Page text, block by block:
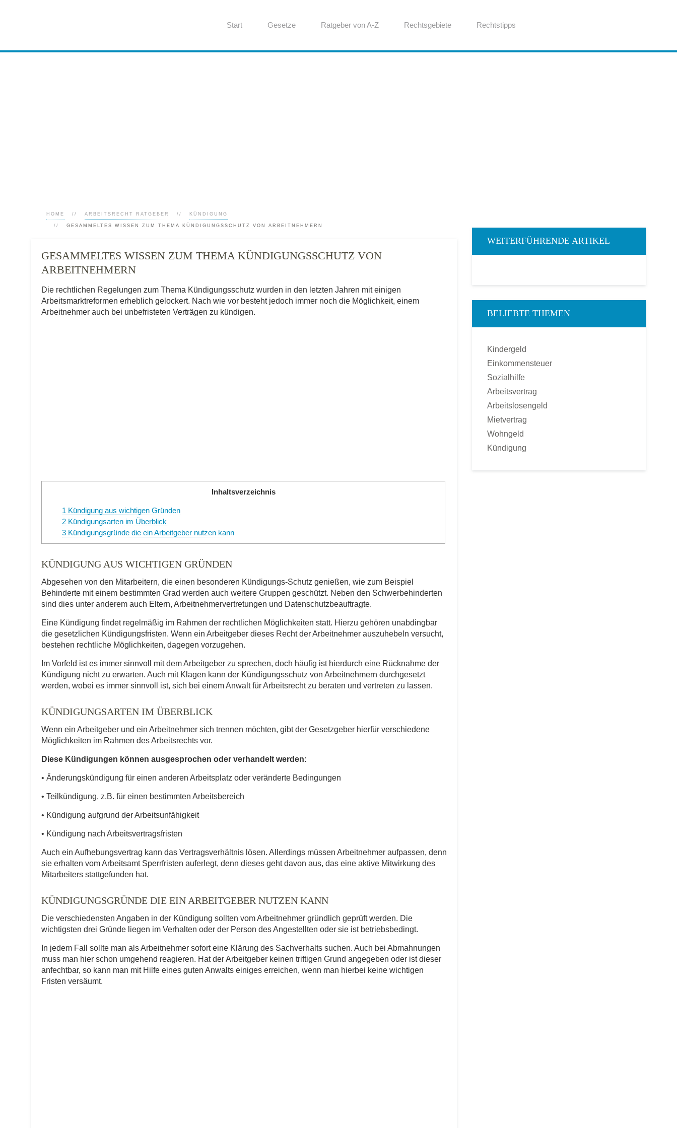
Start Gesetze Ratgeber von A-Z Rechtsgebiete Rechtstipps
HOME ARBEITSRECHT RATGEBER KÜNDIGUNG
GESAMMELTES WISSEN ZUM THEMA KÜNDIGUNGSSCHUTZ VON ARBEITNEHMERN
GESAMMELTES WISSEN ZUM THEMA KÜNDIGUNGSSCHUTZ VON
ARBEITNEHMERN
Die rechtlichen Regelungen zum Thema Kündigungsschutz wurden in den letzten Jahren mit einigen
Arbeitsmarktreformen erheblich gelockert. Nach wie vor besteht jedoch immer noch die Möglichkeit, einem
Arbeitnehmer auch bei unbefristeten Verträgen zu kündigen.
Inhaltsverzeichnis
1 Kündigung aus wichtigen Gründen
2 Kündigungsarten im Überblick
3 Kündigungsgründe die ein Arbeitgeber nutzen kann
KÜNDIGUNG AUS WICHTIGEN GRÜNDEN
Abgesehen von den Mitarbeitern, die einen besonderen Kündigungs-Schutz genießen, wie zum Beispiel
Behinderte mit einem bestimmten Grad werden auch weitere Gruppen geschützt. Neben den Schwerbehinderten
sind dies unter anderem auch Eltern, Arbeitnehmervertretungen und Datenschutzbeauftragte.
Eine Kündigung findet regelmäßig im Rahmen der rechtlichen Möglichkeiten statt. Hierzu gehören unabdingbar
die gesetzlichen Kündigungsfristen. Wenn ein Arbeitgeber dieses Recht der Arbeitnehmer auszuhebeln versucht,
bestehen rechtliche Möglichkeiten, dagegen vorzugehen.
Im Vorfeld ist es immer sinnvoll mit dem Arbeitgeber zu sprechen, doch häufig ist hierdurch eine Rücknahme der
Kündigung nicht zu erwarten. Auch mit Klagen kann der Kündigungsschutz von Arbeitnehmern durchgesetzt
werden, wobei es immer sinnvoll ist, sich bei einem Anwalt für Arbeitsrecht zu beraten und vertreten zu lassen.
KÜNDIGUNGSARTEN IM ÜBERBLICK
Wenn ein Arbeitgeber und ein Arbeitnehmer sich trennen möchten, gibt der Gesetzgeber hierfür verschiedene
Möglichkeiten im Rahmen des Arbeitsrechts vor.
Diese Kündigungen können ausgesprochen oder verhandelt werden:
• Änderungskündigung für einen anderen Arbeitsplatz oder veränderte Bedingungen
• Teilkündigung, z.B. für einen bestimmten Arbeitsbereich
• Kündigung aufgrund der Arbeitsunfähigkeit
• Kündigung nach Arbeitsvertragsfristen
Auch ein Aufhebungsvertrag kann das Vertragsverhältnis lösen. Allerdings müssen Arbeitnehmer aufpassen, denn
sie erhalten vom Arbeitsamt Sperrfristen auferlegt, denn dieses geht davon aus, das eine aktive Mitwirkung des
Mitarbeiters stattgefunden hat.
KÜNDIGUNGSGRÜNDE DIE EIN ARBEITGEBER NUTZEN KANN
Die verschiedensten Angaben in der Kündigung sollten vom Arbeitnehmer gründlich geprüft werden. Die
wichtigsten drei Gründe liegen im Verhalten oder der Person des Angestellten oder sie ist betriebsbedingt.
In jedem Fall sollte man als Arbeitnehmer sofort eine Klärung des Sachverhalts suchen. Auch bei Abmahnungen
muss man hier schon umgehend reagieren. Hat der Arbeitgeber keinen triftigen Grund angegeben oder ist dieser
anfechtbar, so kann man mit Hilfe eines guten Anwalts einiges erreichen, wenn man hierbei keine wichtigen
Fristen versäumt.
WEITERFÜHRENDE ARTIKEL
BELIEBTE THEMEN
Kindergeld
Einkommensteuer
Sozialhilfe
Arbeitsvertrag
Arbeitslosengeld
Mietvertrag
Wohngeld
Kündigung